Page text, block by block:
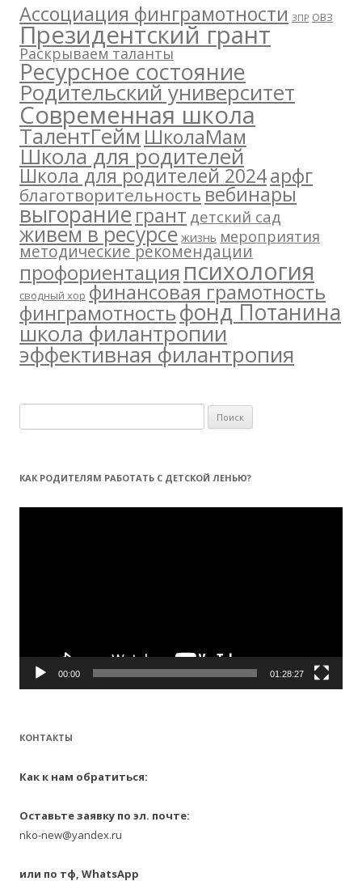
Ассоциация финграмотности ЗПР ОВЗ
Президентский грант
Раскрываем таланты
Ресурсное состояние
Родительский университет
Современная школа
ТалентГеймШколаМам
Школа для родителей
Школа для родителей 2024арфг
благотворительностьвебинары
выгораниегрант детский сад
живем в ресурсе жизнь мероприятия
методические рекомендации
профориентация психология
сводный хор финансовая грамотность
финграмотностьфонд Потанина
школа филантропии
эффективная филантропия
а
т
:
КАК РОДИТЕЛЯМ РАБОТАТЬ С ДЕТСКОЙ ЛЕНЬЮ?
Видеоплеер
00:00 01:28:27
КОНТАКТЫ
Как к нам обратиться:
Оставьте заявку по эл. почте:
nko-new@yandex.ru
или по тф, WhatsApp